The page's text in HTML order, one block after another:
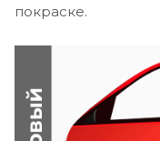
покраске.